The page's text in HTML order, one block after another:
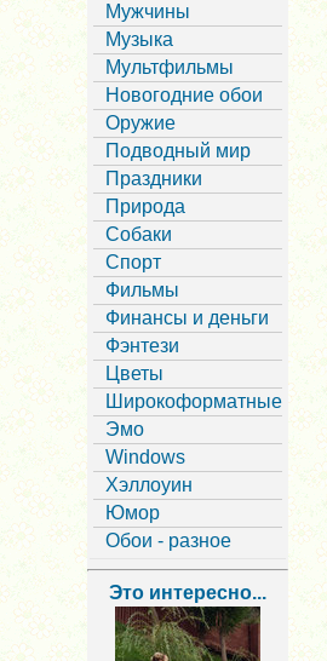
Мужчины
Музыка
Мультфильмы
Новогодние обои
Оружие
Подводный мир
Праздники
Природа
Собаки
Спорт
Фильмы
Финансы и деньги
Фэнтези
Цветы
Широкоформатные
Эмо
Windows
Хэллоуин
Юмор
Обои - разное
Это интересно...